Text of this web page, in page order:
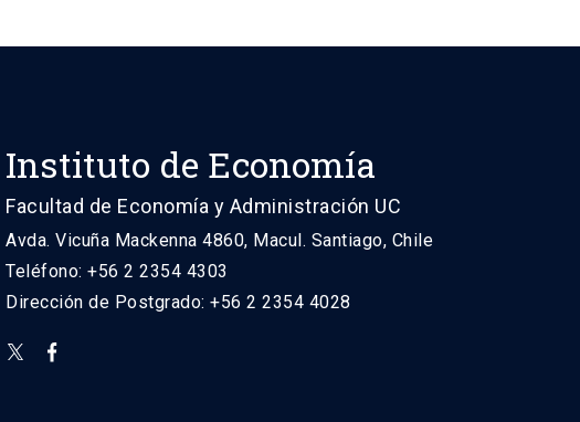
Instituto de Economía
Facultad de Economía y Administración UC
Avda. Vicuña Mackenna 4860, Macul. Santiago, Chile
Teléfono: +56 2 2354 4303
Dirección de Postgrado: +56 2 2354 4028